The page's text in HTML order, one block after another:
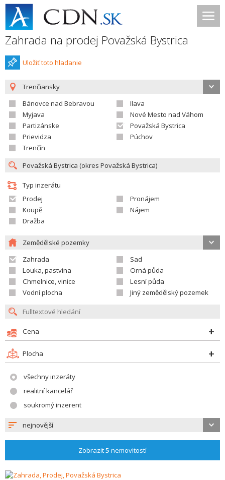
Zahrada na prodej Považská Bystrica
Uložiť toto hladanie
Trenčiansky
Bánovce nad Bebravou
Ilava
Myjava
Nové Mesto nad Váhom
Partizánske
Považská Bystrica
Prievidza
Púchov
Trenčín
Typ inzerátu
Prodej
Pronájem
Koupě
Nájem
Dražba
Zemědělské pozemky
Zahrada
Sad
Louka, pastvina
Orná půda
Chmelnice, vinice
Lesní půda
Vodní plocha
Jiný zemědělský pozemek
Cena
Plocha
všechny inzeráty
realitní kancelář
soukromý inzerent
nejnovější
Zobrazit5 nemovitostí